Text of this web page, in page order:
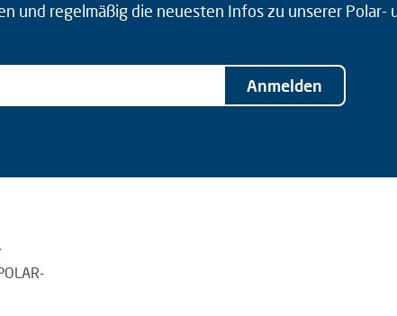
und regelmäßig die neuesten Infos zu unserer Polar-
Anmelden